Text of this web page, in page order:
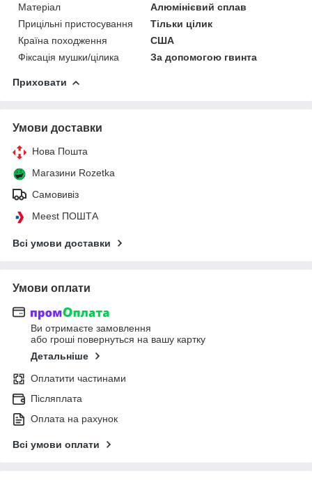
Матеріал
Алюмінієвий сплав
Прицільні пристосування
Тільки цілик
Країна походження
США
Фіксація мушки/цілика
За допомогою гвинта
Приховати
Умови доставки
Нова Пошта
Магазини Rozetka
Самовивіз
Meest ПОШТА
Всі умови доставки
Умови оплати
Ви отримаєте замовлення
або гроші повернуться на вашу картку
Детальніше
Оплатити частинами
Післяплата
Оплата на рахунок
Всі умови оплати